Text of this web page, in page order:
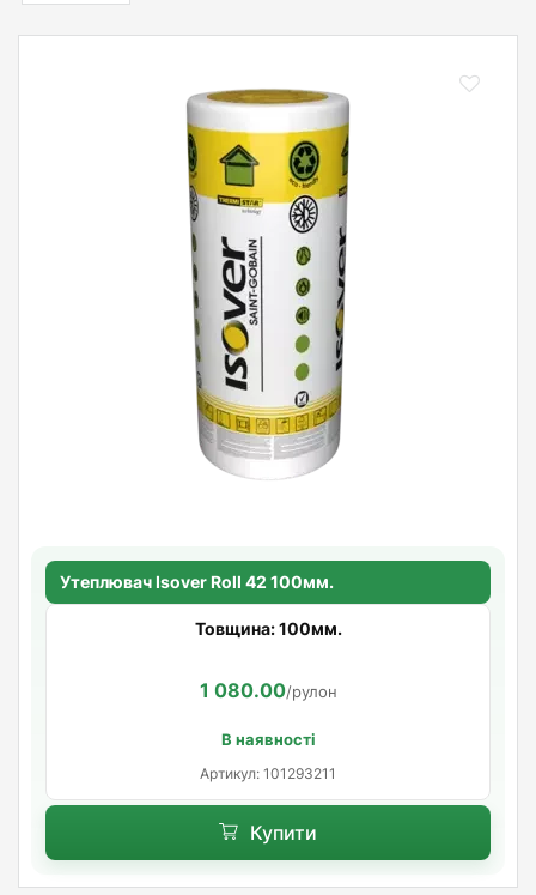
Утеплювач Isover Roll 42 100мм.
Товщина: 100мм.
1 080.00/рулон
В наявності
Артикул: 101293211
Купити